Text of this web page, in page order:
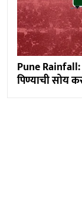
Pune Rainfall:
पिण्याची सोय